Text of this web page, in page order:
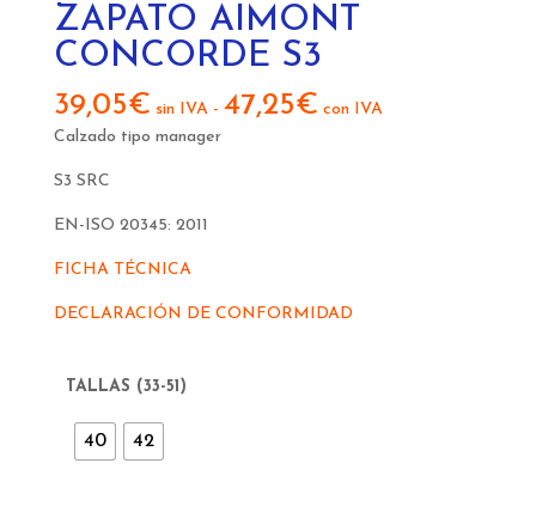
ZAPATO AIMONT
CONCORDE S3
39,05€ sin IVA- 47,25€ con IVA
Calzado tipo manager
S3 SRC
EN-ISO 20345: 2011
FICHA TÉCNICA
DECLARACIÓN DE CONFORMIDAD
TALLAS (33-51)
40 42